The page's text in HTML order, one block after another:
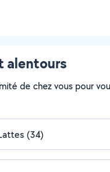
alentours
de chez vous pour